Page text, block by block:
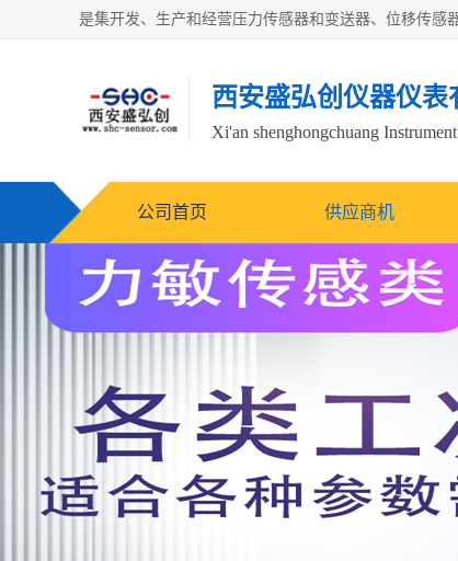
西安盛弘创仪器仪表
Xi'an shenghongchuang
公司首页 供应商机